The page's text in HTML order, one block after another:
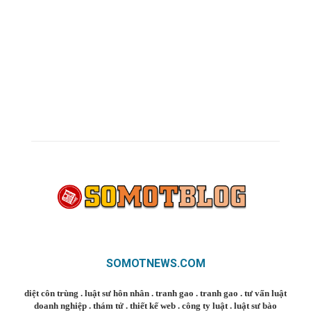
SOMOTNEWS.COM
diệt côn trùng . luật sư hôn nhân . tranh gao . tranh gao . tư vấn luật
doanh nghiệp . thám tử . thiết kế web . công ty luật. luật sư bào